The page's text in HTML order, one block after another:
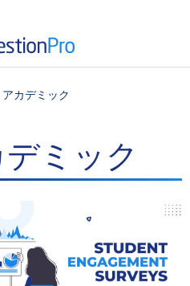
アカデミック
ミック